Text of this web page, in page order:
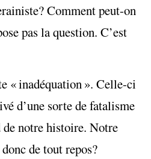
Comment peut-on
pas la question. C’est
« inadéquation ». Celle-ci
d’une sorte de fatalisme
notre histoire. Notre
de tout repos?